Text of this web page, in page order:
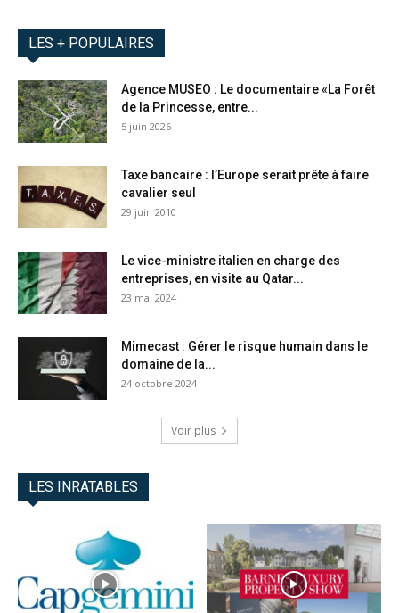
LES + POPULAIRES
Agence MUSEO : Le documentaire «La Forêt
de la Princesse, entre...
5 juin 2026
Taxe bancaire : l’Europe serait prête à faire
cavalier seul
29 juin 2010
Le vice-ministre italien en charge des
entreprises, en visite au Qatar...
23 mai 2024
Mimecast : Gérer le risque humain dans le
domaine de la...
24 octobre 2024
Voir plus
LES INRATABLES